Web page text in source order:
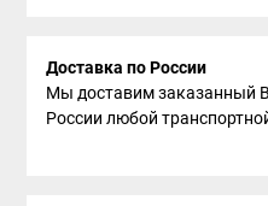
Доставка по России
Мы доставим заказанный
России любой